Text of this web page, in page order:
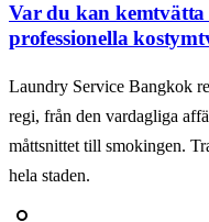
Var du kan
professionella
Laundry Service Bangkok
regi, från den vardagliga
måttsnittet till smokingen.
hela staden.